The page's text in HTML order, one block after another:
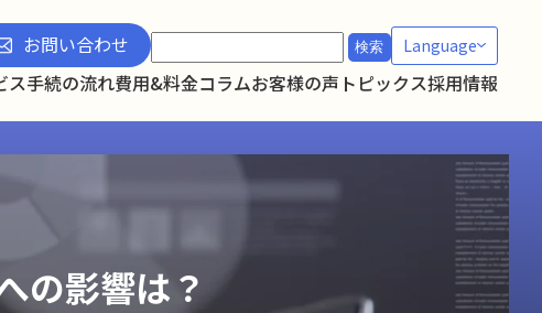
お問い合わせ
検
索:
Language
ス手続の流れ費用&料金コラムお客様の声 トピックス採用情報
の影響は？